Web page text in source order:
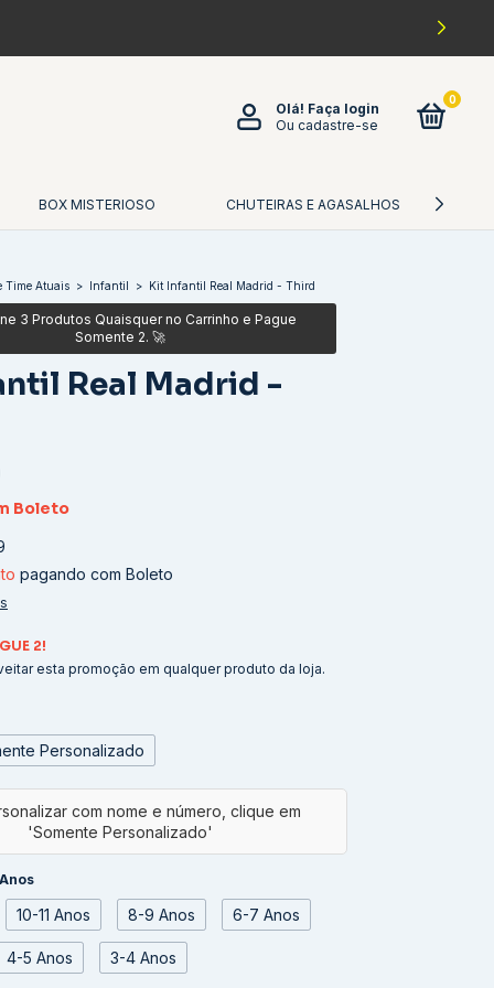
Olá! Faça login
Ou cadastre-se
0
BOX MISTERIOSO CHUTEIRAS E AGASALHOS
Time Atuais > Infantil > Kit Infantil Real Madrid - Third
Real Madrid -
Boleto
pagando com Boleto
2!
esta promoção em qualquer produto da loja.
Personalizado
10-11 Anos 8-9 Anos 6-7 Anos
4-5 Anos 3-4 Anos